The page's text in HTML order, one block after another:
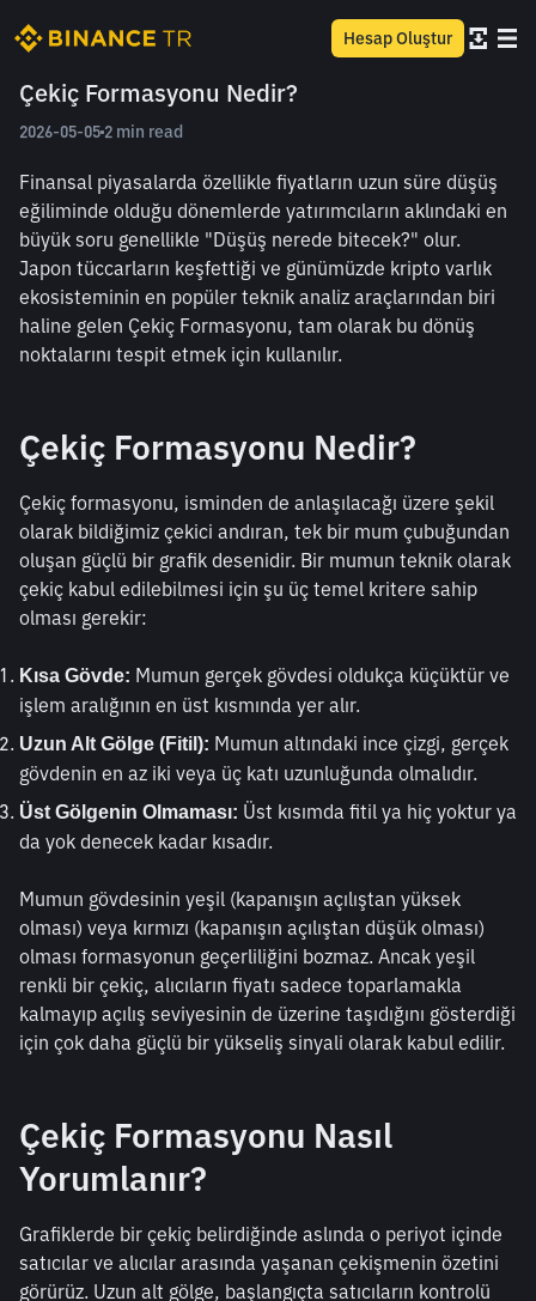
Hesap Oluştur
Çekiç Formasyonu Nedir?
2026-05-05 2 min read
Finansal piyasalarda özellikle fiyatların uzun süre düşüş
eğiliminde olduğu dönemlerde yatırımcıların aklındaki en
büyük soru genellikle "Düşüş nerede bitecek?" olur.
Japon tüccarların keşfettiği ve günümüzde kripto varlık
ekosisteminin en popüler teknik analiz araçlarından biri
haline gelen Çekiç Formasyonu, tam olarak bu dönüş
noktalarını tespit etmek için kullanılır.
Çekiç Formasyonu Nedir?
Çekiç formasyonu, isminden de anlaşılacağı üzere şekil
olarak bildiğimiz çekici andıran, tek bir mum çubuğundan
oluşan güçlü bir grafik desenidir. Bir mumun teknik olarak
çekiç kabul edilebilmesi için şu üç temel kritere sahip
olması gerekir:
Kısa Gövde: Mumun gerçek gövdesi oldukça küçüktür ve
işlem aralığının en üst kısmında yer alır.
Uzun Alt Gölge (Fitil): Mumun altındaki ince çizgi, gerçek
gövdenin en az iki veya üç katı uzunluğunda olmalıdır.
Üst Gölgenin Olmaması: Üst kısımda fitil ya hiç yoktur ya
da yok denecek kadar kısadır.
Mumun gövdesinin yeşil (kapanışın açılıştan yüksek
olması) veya kırmızı (kapanışın açılıştan düşük olması)
olması formasyonun geçerliliğini bozmaz. Ancak yeşil
renkli bir çekiç, alıcıların fiyatı sadece toparlamakla
kalmayıp açılış seviyesinin de üzerine taşıdığını gösterdiği
için çok daha güçlü bir yükseliş sinyali olarak kabul edilir.
Çekiç Formasyonu Nasıl
Yorumlanır?
Grafiklerde bir çekiç belirdiğinde aslında o periyot içinde
satıcılar ve alıcılar arasında yaşanan çekişmenin özetini
görürüz. Uzun alt gölge, başlangıçta satıcıların kontrolü